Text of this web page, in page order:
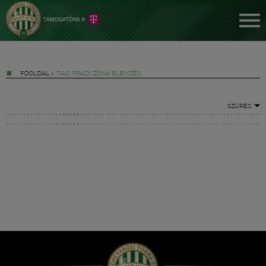
FŐOLDAL » TAG: FRADI ZÓNA ELEMZÉS
SZŰRÉS
Hírek